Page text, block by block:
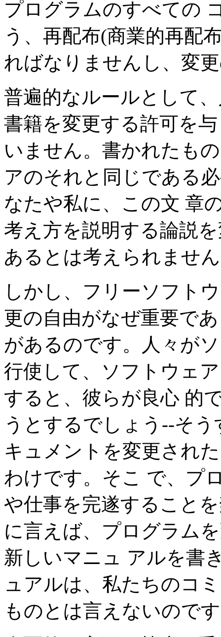
プログラムのすべての
う、再配布(商業的再配
ればなりませんし、変
普遍的なルールとして
書籍を変更する許可を
いません。書かれたも
アのそれと同じである
なたや私に、この文 章
考え方を説明する論説
あるとは考えられませ
しかし、フリーソフト
更の自由がなぜ重要で
があるのです。人々が
行使して、ソフトウェ
すると、彼らが良心 的
うとするでしょう--そ
キュメントを変更され
わけです。そこ で、プ
や仕事を完遂すること
に言えば、プログラム
新しいマニュ アルを書
ュアルは、私たちのコ
ものとは言えないので